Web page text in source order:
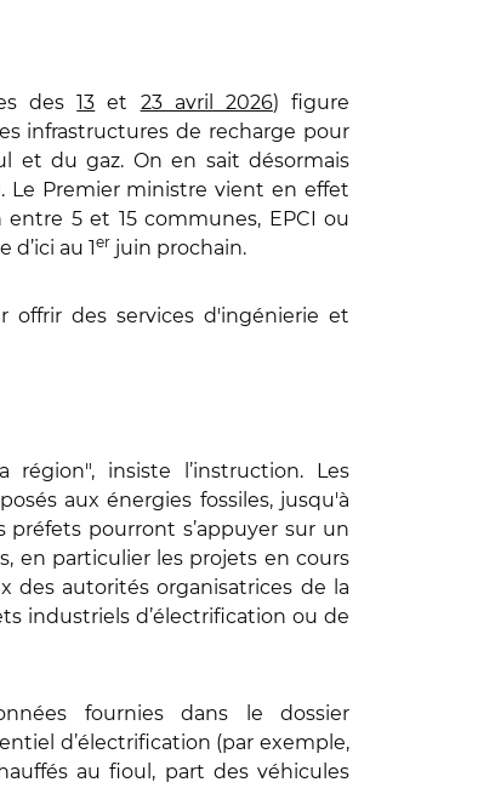
des13 et 23 avril 2026) figure
infrastructures de recharge pour
et du gaz. On en sait désormais
Le Premier ministre vient en effet
5 et 15 communes, EPCI ou
au 1er juin prochain.
offrir des services d'ingénierie et
insiste l’instruction. Les
aux énergies fossiles, jusqu'à
préfets pourront s’appuyer sur un
en particulier les projets en cours
des autorités organisatrices de la
industriels d’électrification ou de
fournies dans le dossier
d’électrification (par exemple,
au fioul, part des véhicules